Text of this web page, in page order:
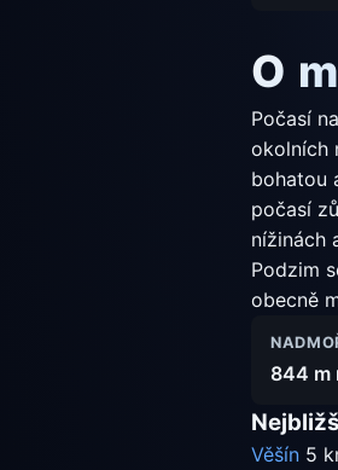
O
Počasí
okolních
bohatou
počasí
nížinách
Podzim
obecně
844 m
Věšín 5